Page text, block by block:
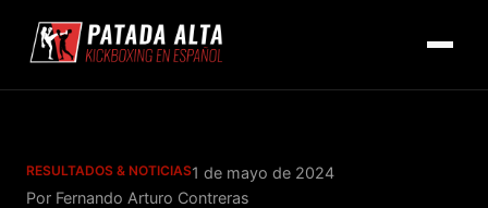
RESULTADOS & NOTICIAS1 de mayo de 2024
Por Fernando Arturo Contreras